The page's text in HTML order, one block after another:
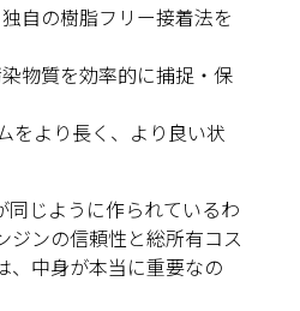
自の樹脂フリー接着法を
物質を効率的に捕捉・保
をより長く、より良い状
同じように作られているわ
ジンの信頼性と総所有コス
、中身が本当に重要なの